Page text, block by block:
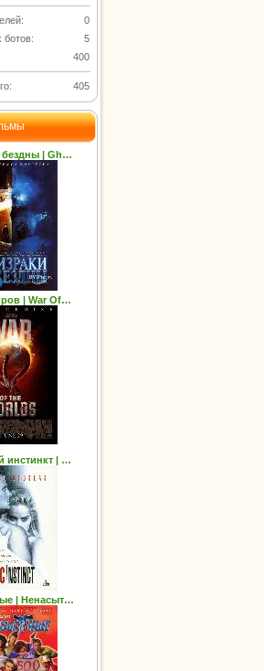
0
ботов:
5
400
405
бездны | Gh…
| War Of…
инстинкт | …
| Ненасыт…